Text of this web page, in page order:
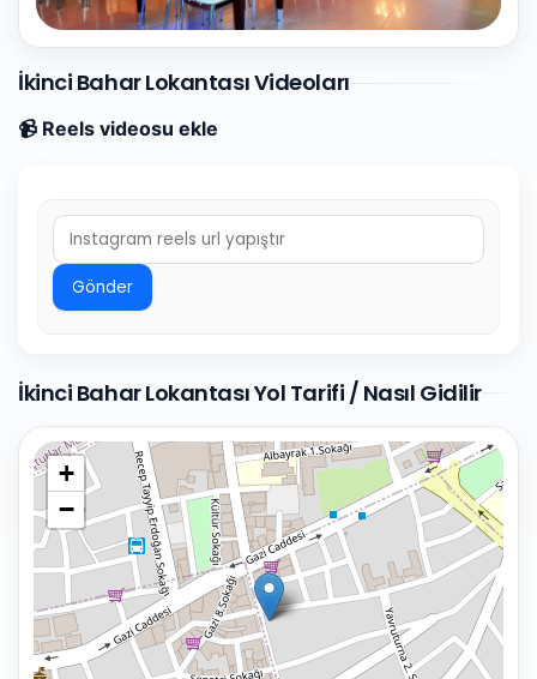
İkinci Bahar Lokantası Videoları
📹 Reels videosu ekle
Gönder
İkinci Bahar Lokantası Yol Tarifi / Nasıl Gidilir
+
−